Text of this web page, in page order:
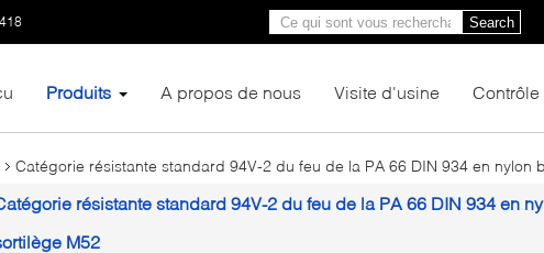
Search
Produits A propos de nous Visite d'usine
Catégorie résistante standard 94V-2 du feu de la PA 66 DIN 934 en nylon
résistante standard 94V-2 du feu de la PA 66 DIN 934 en
M52